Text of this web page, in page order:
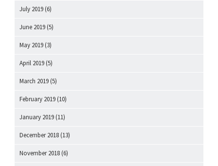
July 2019 (6)
June 2019 (5)
May 2019 (3)
April 2019 (5)
March 2019 (5)
February 2019 (10)
January 2019 (11)
December 2018 (13)
November 2018 (6)